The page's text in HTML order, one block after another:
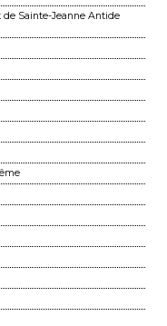
Sainte-Jeanne Antide